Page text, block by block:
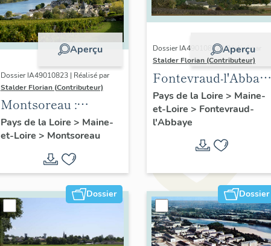
Aperçu
Dossier IA49010823 | Réalisé par
Stalder Florian (Contributeur)
Montsoreau :
présentation de la
commune
Pays de la Loire > Maine-
et-Loire > Montsoreau
Aperçu
Dossier IA49010822 | Réalisé par
Stalder Florian (Contributeur)
Fontevraud-l'Abbaye
: présentation de la
commune
Pays de la Loire > Maine-
et-Loire > Fontevraud-
l'Abbaye
Dossier Dossier